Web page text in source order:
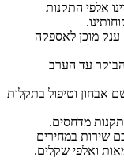
אלפי התקנות
ענק מוכן לאספקה
עד הערב
אבחון וטיפול בתקלות
שירות במחירים
ואלפי שקלים.